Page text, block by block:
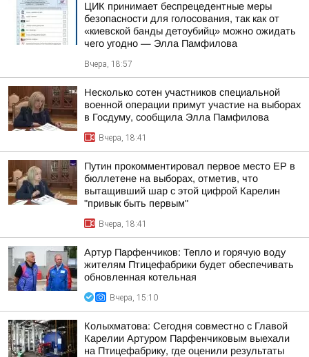
ЦИК принимает беспрецедентные меры
безопасности для голосования, так как от
«киевской банды детоубийц» можно ожидать
чего угодно — Элла Памфилова
Вчера, 18:57
Несколько сотен участников специальной
военной операции примут участие на выборах
в Госдуму, сообщила Элла Памфилова
Вчера, 18:41
Путин прокомментировал первое место ЕР в
бюллетене на выборах, отметив, что
вытащивший шар с этой цифрой Карелин
"привык быть первым"
Вчера, 18:41
Артур Парфенчиков: Тепло и горячую воду
жителям Птицефабрики будет обеспечивать
обновленная котельная
Вчера, 15:10
Колыхматова: Сегодня совместно с Главой
Карелии Артуром Парфенчиковым выехали
на Птицефабрику, где оценили результаты